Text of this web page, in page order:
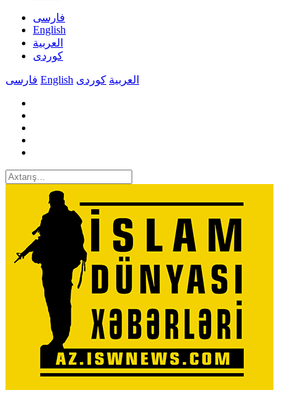
فارسی
English
العربیة
کوردی
فارسی English العربیة کوردی